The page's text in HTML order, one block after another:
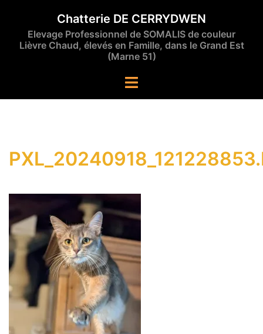
contenu
Chatterie DE CERRYDWEN
Elevage Professionnel de SOMALIS de couleur
Lièvre Chaud, élevés en Famille, dans le Grand Est
(Marne 51)
Ouvrir/fermer